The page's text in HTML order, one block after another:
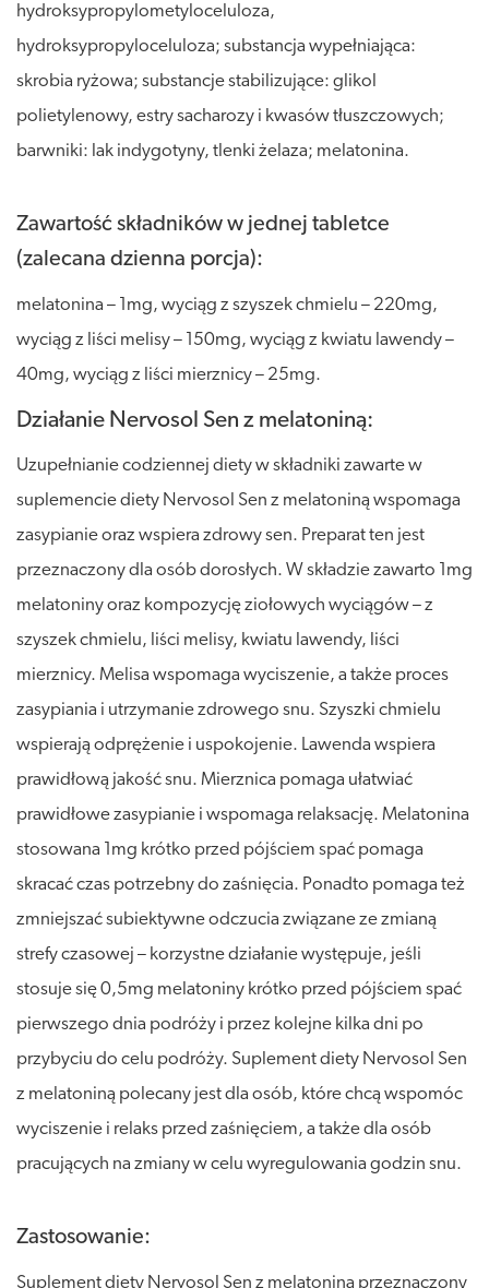
hydroksypropylometyloceluloza,
hydroksypropyloceluloza; substancja wypełniająca:
skrobia ryżowa; substancje stabilizujące: glikol
polietylenowy, estry sacharozy i kwasów tłuszczowych;
barwniki: lak indygotyny, tlenki żelaza; melatonina.
Zawartość składników w jednej tabletce
(zalecana dzienna porcja):
melatonina – 1mg, wyciąg z szyszek chmielu – 220mg,
wyciąg z liści melisy – 150mg, wyciąg z kwiatu lawendy –
40mg, wyciąg z liści mierznicy – 25mg.
Działanie Nervosol Sen z melatoniną:
Uzupełnianie codziennej diety w składniki zawarte w
suplemencie diety Nervosol Sen z melatoniną wspomaga
zasypianie oraz wspiera zdrowy sen. Preparat ten jest
przeznaczony dla osób dorosłych. W składzie zawarto 1mg
melatoniny oraz kompozycję ziołowych wyciągów – z
szyszek chmielu, liści melisy, kwiatu lawendy, liści
mierznicy. Melisa wspomaga wyciszenie, a także proces
zasypiania i utrzymanie zdrowego snu. Szyszki chmielu
wspierają odprężenie i uspokojenie. Lawenda wspiera
prawidłową jakość snu. Mierznica pomaga ułatwiać
prawidłowe zasypianie i wspomaga relaksację. Melatonina
stosowana 1mg krótko przed pójściem spać pomaga
skracać czas potrzebny do zaśnięcia. Ponadto pomaga też
zmniejszać subiektywne odczucia związane ze zmianą
strefy czasowej – korzystne działanie występuje, jeśli
stosuje się 0,5mg melatoniny krótko przed pójściem spać
pierwszego dnia podróży i przez kolejne kilka dni po
przybyciu do celu podróży. Suplement diety Nervosol Sen
z melatoniną polecany jest dla osób, które chcą wspomóc
wyciszenie i relaks przed zaśnięciem, a także dla osób
pracujących na zmiany w celu wyregulowania godzin snu.
Zastosowanie:
Suplement diety Nervosol Sen z melatoniną przeznaczony